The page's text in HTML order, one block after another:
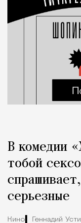
В комедии
тобой
серьезные
Кино Геннадий